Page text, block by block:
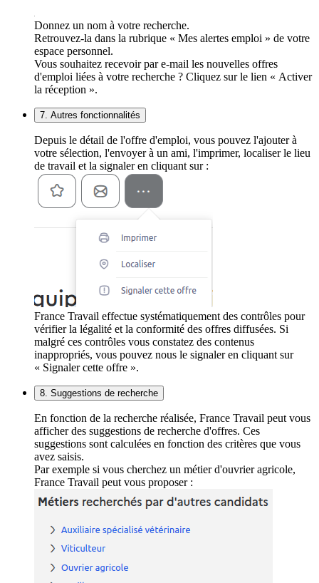
Donnez un nom à votre recherche.
Retrouvez-la dans la rubrique « Mes alertes emploi » de votre
espace personnel.
Vous souhaitez recevoir par e-mail les nouvelles offres
d'emploi liées à votre recherche ? Cliquez sur le lien « Activer
la réception ».
7. Autres fonctionnalités
Depuis le détail de l'offre d'emploi, vous pouvez l'ajouter à
votre sélection, l'envoyer à un ami, l'imprimer, localiser le lieu
de travail et la signaler en cliquant sur :
France Travail effectue systématiquement des contrôles pour
vérifier la légalité et la conformité des offres diffusées. Si
malgré ces contrôles vous constatez des contenus
inappropriés, vous pouvez nous le signaler en cliquant sur
« Signaler cette offre ».
8. Suggestions de recherche
En fonction de la recherche réalisée, France Travail peut vous
afficher des suggestions de recherche d'offres. Ces
suggestions sont calculées en fonction des critères que vous
avez saisis.
Par exemple si vous cherchez un métier d'ouvrier agricole,
France Travail peut vous proposer :